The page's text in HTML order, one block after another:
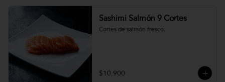
Sashimi Salmón 9 Cortes
Cortes de salmón fresco.
$10.900